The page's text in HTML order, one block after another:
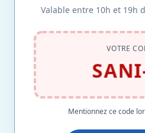
Valable entre 10h et 19h
VOTRE
Mentionnez ce code